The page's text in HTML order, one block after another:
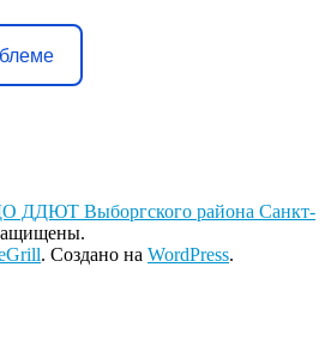
ДДЮТ Выборгского района Санкт-
. Создано на WordPress.